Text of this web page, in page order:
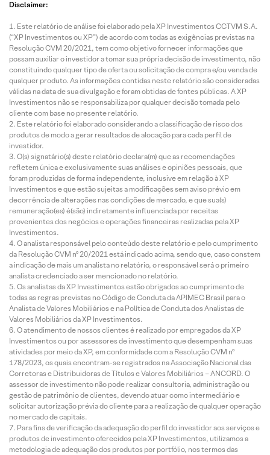
Disclaimer:
Este relatório de análise foi elaborado pela XP Investimentos CCTVM S.A.
(“XP Investimentos ou XP”) de acordo com todas as exigências previstas na
Resolução CVM 20/2021, tem como objetivo fornecer informações que
possam auxiliar o investidor a tomar sua própria decisão de investimento, não
constituindo qualquer tipo de oferta ou solicitação de compra e/ou venda de
qualquer produto. As informações contidas neste relatório são consideradas
válidas na data de sua divulgação e foram obtidas de fontes públicas. A XP
Investimentos não se responsabiliza por qualquer decisão tomada pelo
cliente com base no presente relatório.
Este relatório foi elaborado considerando a classificação de risco dos
produtos de modo a gerar resultados de alocação para cada perfil de
investidor.
O(s) signatário(s) deste relatório declara(m) que as recomendações
refletem única e exclusivamente suas análises e opiniões pessoais, que
foram produzidas de forma independente, inclusive em relação à XP
Investimentos e que estão sujeitas a modificações sem aviso prévio em
decorrência de alterações nas condições de mercado, e que sua(s)
remuneração(es) é(são) indiretamente influenciada por receitas
provenientes dos negócios e operações financeiras realizadas pela XP
Investimentos.
O analista responsável pelo conteúdo deste relatório e pelo cumprimento
da Resolução CVM nº 20/2021 está indicado acima, sendo que, caso constem
a indicação de mais um analista no relatório, o responsável será o primeiro
analista credenciado a ser mencionado no relatório.
Os analistas da XP Investimentos estão obrigados ao cumprimento de
todas as regras previstas no Código de Conduta da APIMEC Brasil para o
Analista de Valores Mobiliários e na Política de Conduta dos Analistas de
Valores Mobiliários da XP Investimentos.
O atendimento de nossos clientes é realizado por empregados da XP
Investimentos ou por assessores de investimento que desempenham suas
atividades por meio da XP, em conformidade com a Resolução CVM nº
178/2023, os quais encontram-se registrados na Associação Nacional das
Corretoras e Distribuidoras de Títulos e Valores Mobiliários – ANCORD. O
assessor de investimento não pode realizar consultoria, administração ou
gestão de patrimônio de clientes, devendo atuar como intermediário e
solicitar autorização prévia do cliente para a realização de qualquer operação
no mercado de capitais.
Para fins de verificação da adequação do perfil do investidor aos serviços e
produtos de investimento oferecidos pela XP Investimentos, utilizamos a
metodologia de adequação dos produtos por portfólio, nos termos das